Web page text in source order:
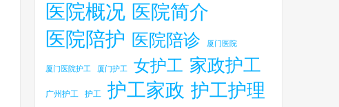
医院概况 医院简介
医院陪护 医院陪诊 厦门医院
厦门医院护工 厦门护工 女护工 家政护工
广州护工 护工 护工家政 护工护理